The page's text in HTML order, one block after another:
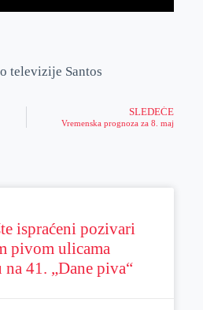
televizije Santos
SLEDEĆE
Vremenska prognoza za 8. maj
ispraćeni pozivari
pivom ulicama
41. „Dane piva“